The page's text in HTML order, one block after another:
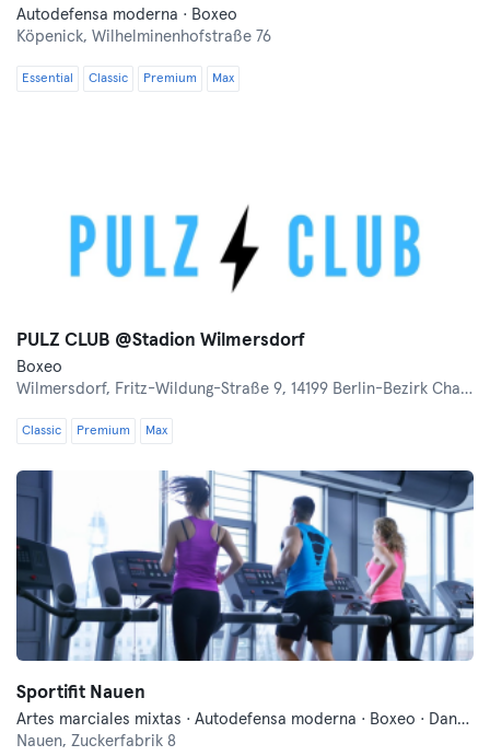
Autodefensa moderna · Boxeo
Köpenick, Wilhelminenhofstraße 76
Essential Classic Premium Max
PULZ CLUB @Stadion Wilmersdorf
Boxeo
Wilmersdorf, Fritz-Wildung-Straße 9, 14199 Berlin-Bezirk Charlottenburg-Wilmersdorf
Classic Premium Max
Sportifit Nauen
Artes marciales mixtas · Autodefensa moderna · Boxeo · Danza · Fitness · Indoor Cycling · Pilates · Relajación · Yoga
Nauen, Zuckerfabrik 8